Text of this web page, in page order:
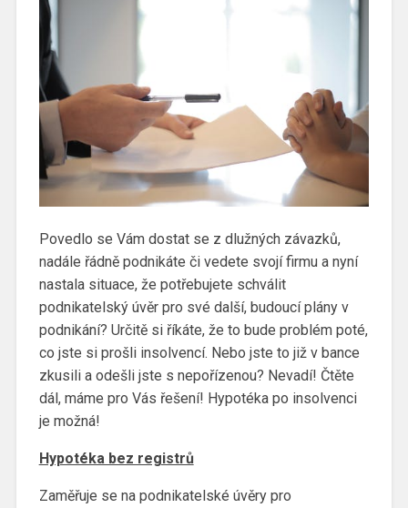
Povedlo se Vám dostat se z dlužných závazků,
nadále řádně podnikáte či vedete svojí firmu a nyní
nastala situace, že potřebujete schválit
podnikatelský úvěr pro své další, budoucí plány v
podnikání? Určitě si říkáte, že to bude problém poté,
co jste si prošli insolvencí. Nebo jste to již v bance
zkusili a odešli jste s nepořízenou? Nevadí! Čtěte
dál, máme pro Vás řešení! Hypotéka po insolvenci
je možná!
Hypotéka bez registrů
Zaměřuje se na podnikatelské úvěry pro